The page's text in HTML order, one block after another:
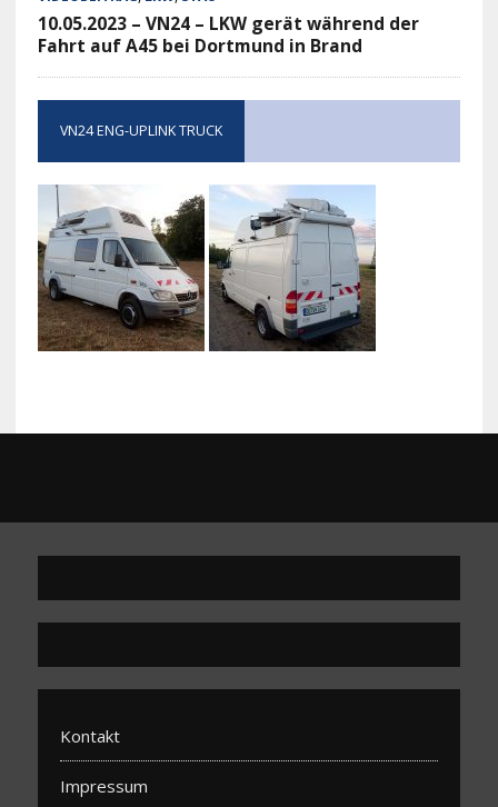
10.05.2023 – VN24 – LKW gerät während der
Fahrt auf A45 bei Dortmund in Brand
VN24 ENG-UPLINK TRUCK
Kontakt
Impressum